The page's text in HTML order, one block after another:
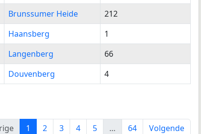
Brunssumer Heide
212
Haansberg
1
Langenberg
66
Douvenberg 4
1 2 3 4 5 … 64 Volgende